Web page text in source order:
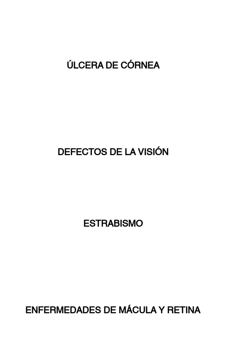
ÚLCERA DE CÓRNEA
DEFECTOS DE LA VISIÓN
ESTRABISMO
ENFERMEDADES DE MÁCULA Y RETINA